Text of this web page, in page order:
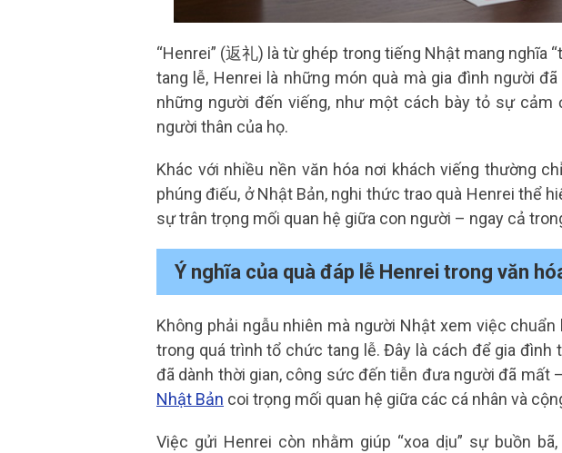
“Henrei” (返礼) là từ ghép trong tiếng Nhật mang nghĩa
tang lễ, Henrei là những món quà mà gia đình người
những người đến viếng, như một cách bày tỏ sự cảm
người thân của họ.
Khác với nhiều nền văn hóa nơi khách viếng thường
phúng điếu, ở Nhật Bản, nghi thức trao quà Henrei thể
sự trân trọng mối quan hệ giữa con người – ngay cả
Ý nghĩa của quà đáp lễ Henrei trong văn
Không phải ngẫu nhiên mà người Nhật xem việc
trong quá trình tổ chức tang lễ. Đây là cách để gia đình
đã dành thời gian, công sức đến tiễn đưa người đã mất
Nhật Bản coi trọng mối quan hệ giữa các cá nhân và
Việc gửi Henrei còn nhằm giúp “xoa dịu” sự buồn